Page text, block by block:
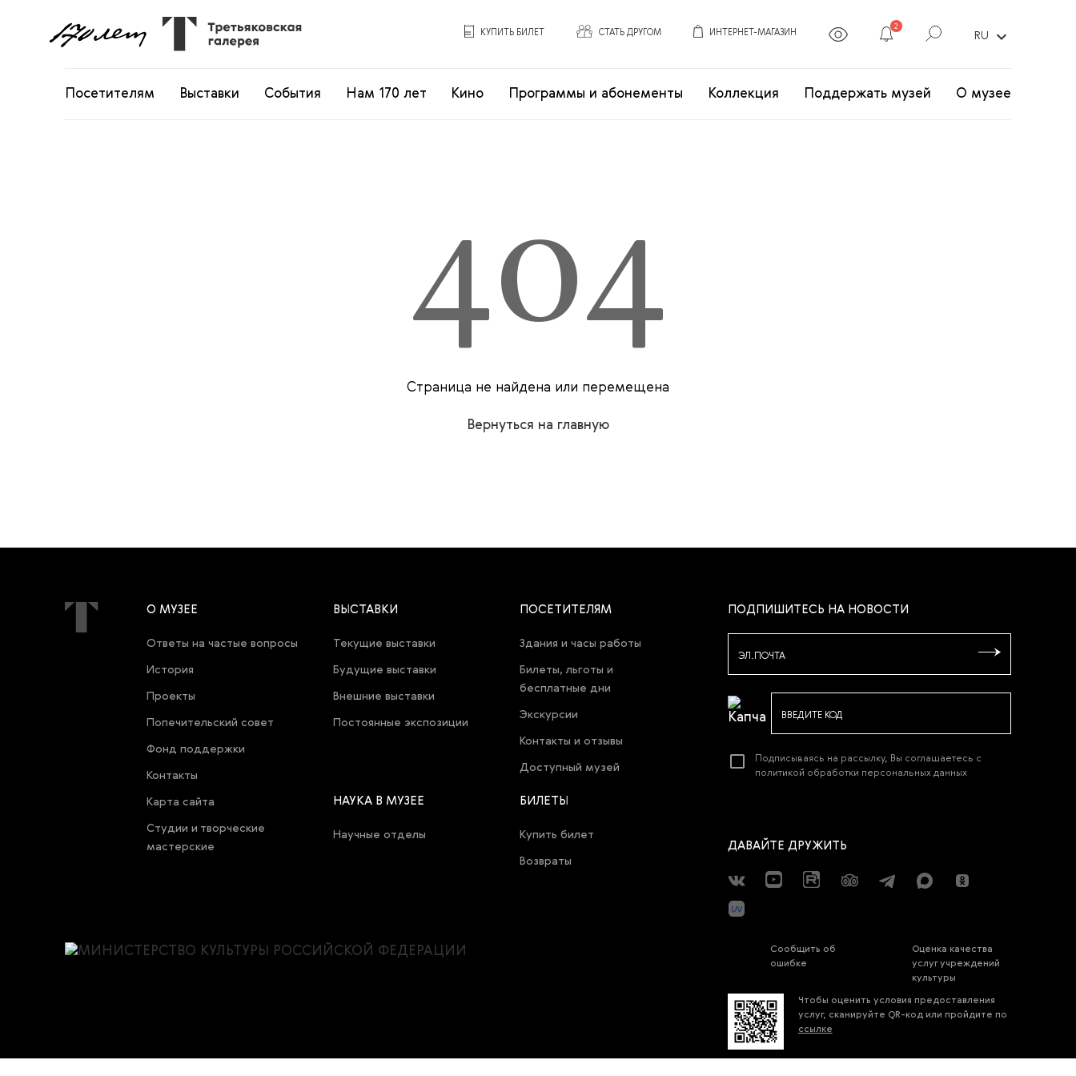
КУПИТЬ БИЛЕТ СТАТЬ ДРУГОМ ИНТЕРНЕТ-МАГАЗИН
2
RU expand_more
Посетителям Выставки События Нам 170 лет Кино Программы и абонементы Коллекция Поддержать музей О музее
404
Страница не найдена или перемещена
Вернуться на главную
О МУЗЕЕ
Ответы на частые вопросы
История
Проекты
Попечительский совет
Фонд поддержки
Контакты
Карта cайта
Студии и творческие
мастерские
ВЫСТАВКИ
Текущие выставки
Будущие выставки
Внешние выставки
Постоянные экспозиции
ПОСЕТИТЕЛЯМ
Здания и часы работы
Билеты, льготы и
бесплатные дни
Экскурсии
Контакты и отзывы
Доступный музей
НАУКА В МУЗЕЕ
Научные отделы
БИЛЕТЫ
Купить билет
Возвраты
ПОДПИШИТЕСЬ НА НОВОСТИ
ЭЛ.ПОЧТА
ВВЕДИТЕ КОД
Подписываясь на рассылку, Вы соглашаетесь с
политикой обработки персональных данных
ДАВАЙТЕ ДРУЖИТЬ
Сообщить об
ошибке
Оценка качества
услуг учреждений
культуры
Чтобы оценить условия предоставления
услуг, сканируйте QR-код или пройдите по
ссылке